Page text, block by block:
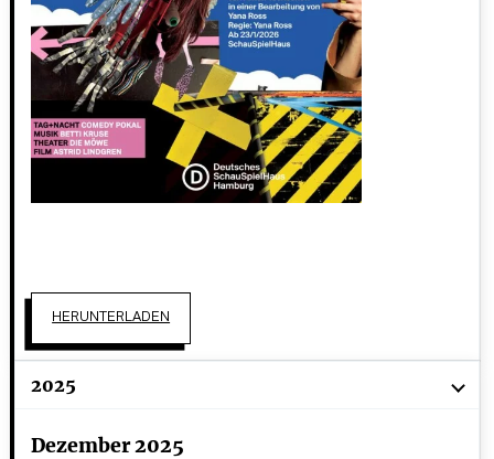
HERUNTERLADEN
2025
Dezember 2025